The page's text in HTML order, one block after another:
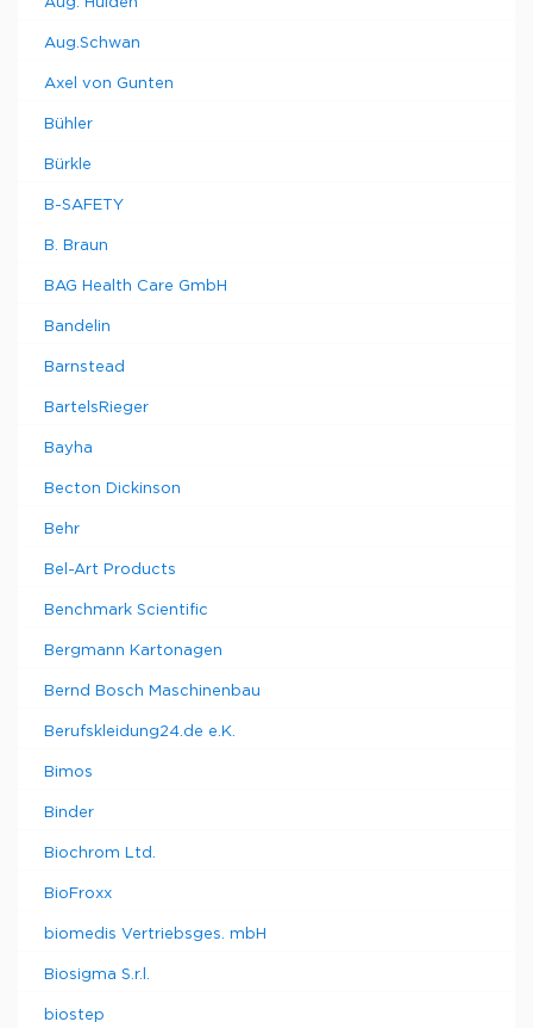
Aug. Hulden
Aug.Schwan
Axel von Gunten
Bühler
Bürkle
B-SAFETY
B. Braun
BAG Health Care GmbH
Bandelin
Barnstead
BartelsRieger
Bayha
Becton Dickinson
Behr
Bel-Art Products
Benchmark Scientific
Bergmann Kartonagen
Bernd Bosch Maschinenbau
Berufskleidung24.de e.K.
Bimos
Binder
Biochrom Ltd.
BioFroxx
biomedis Vertriebsges. mbH
Biosigma S.r.l.
biostep